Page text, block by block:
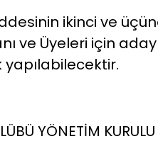
ikinci ve
ve Üyeleri için
yapılabilecektir.
YÖNETİM KURULU